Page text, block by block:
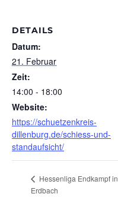
DETAILS
Datum:
21. Februar
Zeit:
14:00 - 18:00
Website:
https://schuetzenkreis-
dillenburg.de/schiess-und-
standaufsicht/
Hessenliga Endkampf in
Erdbach